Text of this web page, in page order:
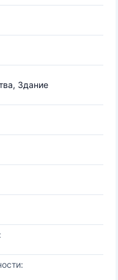
Здание